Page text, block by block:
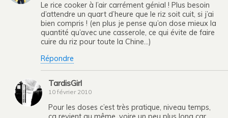
Le rice cooker à l’air carrément génial ! Plus besoin
d’attendre un quart d’heure que le riz soit cuit, si j’ai
bien compris ! (en plus je pense qu’on dose mieux la
quantité qu’avec une casserole, ce qui évite de faire
cuire du riz pour toute la Chine…)
Répondre
TardisGirl
10 février 2010
Pour les doses c’est très pratique, niveau temps,